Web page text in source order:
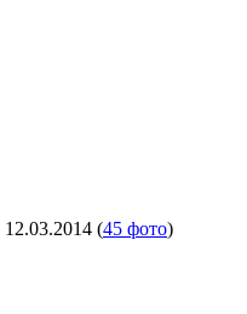
12.03.2014 (45 фото)